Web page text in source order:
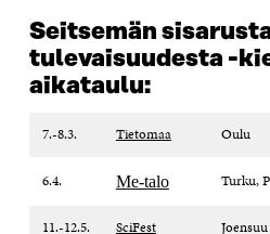
Seitsemän
tulevaisuudesta -
aikataulu:
7.-8.3. Tietomaa Oulu
6.4. Me-talo Turku,
11.-12.5. SciFest Joensuu